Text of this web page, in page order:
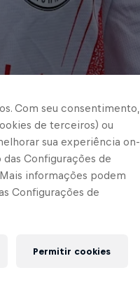
Com seu consentimento,
de terceiros) ou
sua experiência on-
Configurações de
informações podem
Configurações de
Permitir cookies